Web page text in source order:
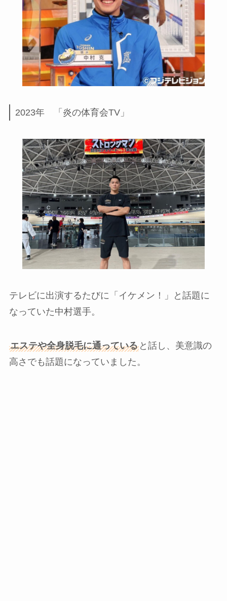
2023年 「炎の体育会TV」
テレビに出演するたびに「イケメン！」と話題に
なっていた中村選手。
エステや全身脱毛に通っていると話し、美意識の
高さでも話題になっていました。